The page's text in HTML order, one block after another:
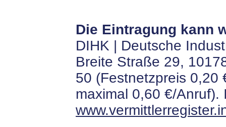
Die Eintragung kann
DIHK | Deutsche
Breite Straße 29,
50 (Festnetzpreis 0,20
maximal 0,60 €/Anruf).